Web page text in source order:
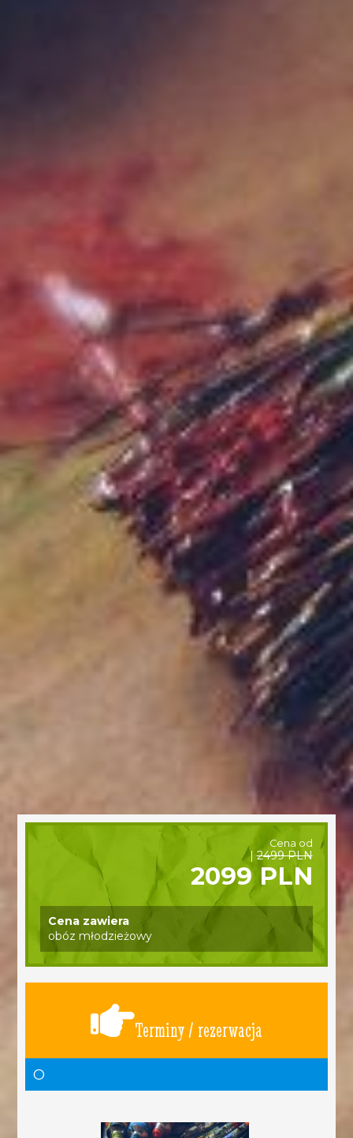
Cena od
|2499 PLN
2099 PLN
Cena zawiera
obóz młodzieżowy
Terminy / rezerwacja
O